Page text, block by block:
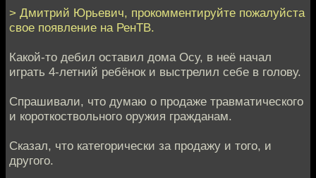
> Дмитрий Юрьевич, прокомментируйте пожалуйста
свое появление на РенТВ.
Какой-то дебил оставил дома Осу, в неё начал
играть 4-летний ребёнок и выстрелил себе в голову.
Спрашивали, что думаю о продаже травматического
и короткоствольного оружия гражданам.
Сказал, что категорически за продажу и того, и
другого.